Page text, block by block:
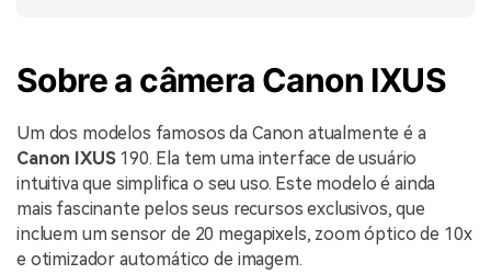
Sobre a câmera Canon IXUS
Um dos modelos famosos da Canon atualmente é a
Canon IXUS190. Ela tem uma interface de usuário
intuitiva que simplifica o seu uso. Este modelo é ainda
mais fascinante pelos seus recursos exclusivos, que
incluem um sensor de 20 megapixels, zoom óptico de 10x
e otimizador automático de imagem.